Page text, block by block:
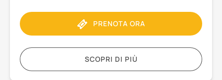
PRENOTA ORA
SCOPRI DI PIÙ